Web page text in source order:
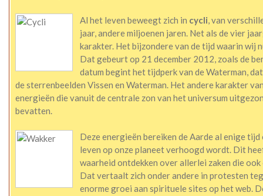
Al het leven beweegt zich in cycli, van
jaar, andere miljoenen jaren. Net als de vier
karakter. Het bijzondere van de tijd waarin wij
Dat gebeurt op 21 december 2012, zoals de
datum begint het tijdperk van de Waterman,
de sterrenbeelden Vissen en Waterman. Het andere karakter
energieën die vanuit de centrale zon van het universum
bevatten.
Deze energieën bereiken de Aarde al enige
leven op onze planeet verhoogd wordt. Dit
waarheid ontdekken over allerlei zaken die
Dat vertaalt zich onder andere in protesten
enorme groei aan spirituele sites op het web.